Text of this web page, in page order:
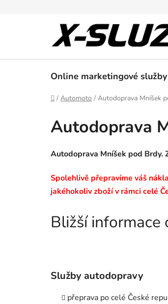
Online marketingové služby
Domů
/ Automoto / Autodoprava Mníšek
Autodoprava
Autodoprava Mníšek pod Brdy.
Spolehlivě přepravíme váš
jakéhokoliv zboží v rámci celé
Bližší
Služby autodopravy
přeprava po celé České